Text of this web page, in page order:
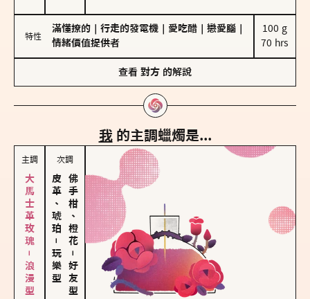
特性
滿懂撩的 行走的發電機 愛吃醋 戀愛腦
情緒價值提供者
100 g
70 hrs
查看 對方 的解說
我 的主調蠟燭是...
主調
大馬士革玫瑰－浪漫型
次調
皮革、琥珀
－
玩樂型
佛手柑、橙花
－
好友型